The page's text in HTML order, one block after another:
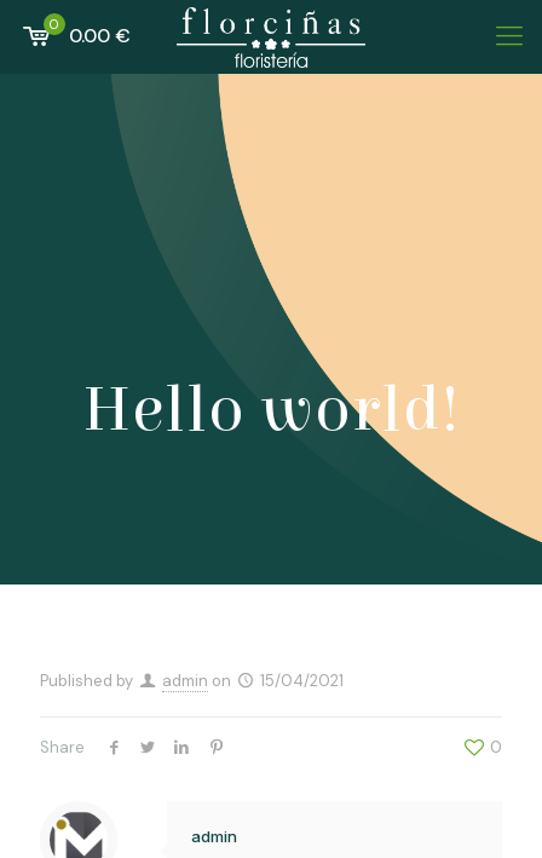
0 0.00 €
Hello world!
Published by admin on 15/04/2021
Share 0
admin